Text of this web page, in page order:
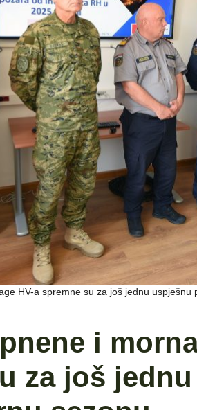
HV-a spremne su za još jednu
i
za još